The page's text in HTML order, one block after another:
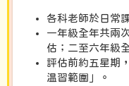
各科老師於日常
一年級全年共兩
估；二至六年級
評估前約五星期
温習範圍」。